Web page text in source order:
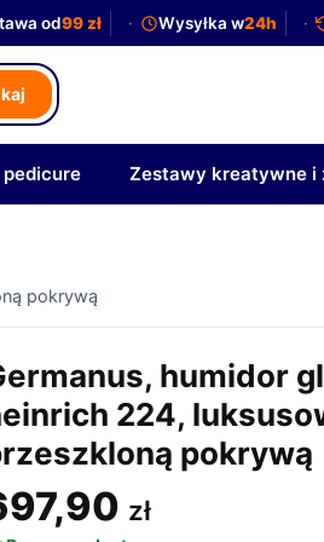
od99 zł Wysyłka w24h
Zestawy kreatywne i
pokrywą
humidor
224,
pokrywą
zł